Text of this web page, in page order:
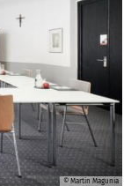
© Martin Magunia